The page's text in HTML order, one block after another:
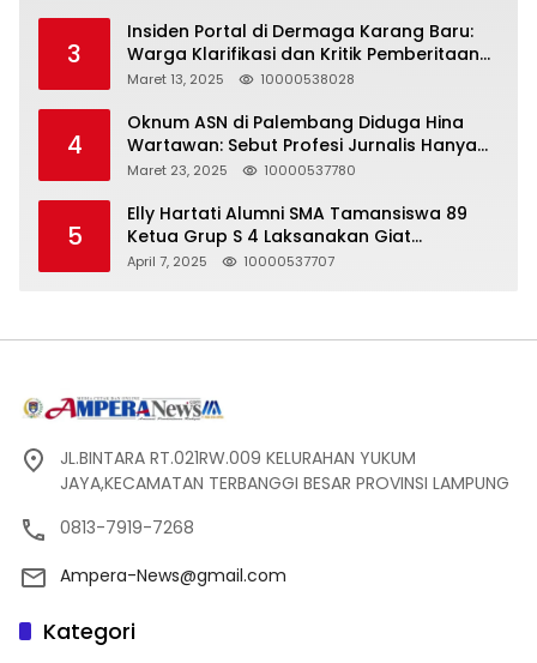
3
Insiden Portal di Dermaga Karang Baru:
Warga Klarifikasi dan Kritik Pemberitaan
yang Tidak Akurat
Maret 13, 2025 10000538028
4
Oknum ASN di Palembang Diduga Hina
Wartawan: Sebut Profesi Jurnalis Hanya
Seharga 2 Liter Bensin, Berujung Dugaan
Maret 23, 2025 10000537780
5
Elly Hartati Alumni SMA Tamansiswa 89
Ketua Grup S 4 Laksanakan Giat
Silaturahmi
April 7, 2025 10000537707
JL.BINTARA RT.021RW.009 KELURAHAN YUKUM
JAYA,KECAMATAN TERBANGGI BESAR PROVINSI LAMPUNG
0813-7919-7268
Ampera-News@gmail.com
Kategori